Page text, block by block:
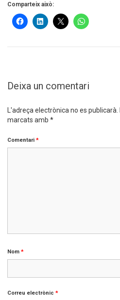
Comparteix això:
Deixa un comentari
L'adreça electrònica no es publicarà.
marcats amb *
Comentari *
Nom *
Correu electrònic *